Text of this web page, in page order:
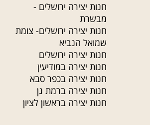
חנות יצירה ירושלים -
מבשרת
חנות יצירה ירושלים- צומת
שמואל הנביא
חנות יצירה ירושלים
חנות יצירה במודיעין
חנות יצירה בכפר סבא
חנות יצירה ברמת גן
חנות יצירה בראשון לציון